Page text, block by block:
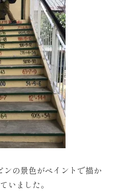
の景色がペイントで描か
いました。